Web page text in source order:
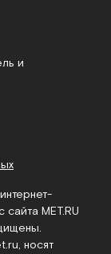
и
MET.RU
, носят